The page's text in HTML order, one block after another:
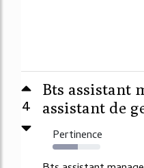
4
Bts assistant
assistant de
Pertinence
53%